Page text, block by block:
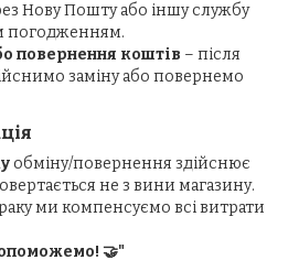
Нову Пошту або іншу службу
погодженням.
повернення коштів – після
заміну або повернемо
обміну/повернення здійснює
не з вини магазину.
ми компенсуємо всі витрати
🤝"